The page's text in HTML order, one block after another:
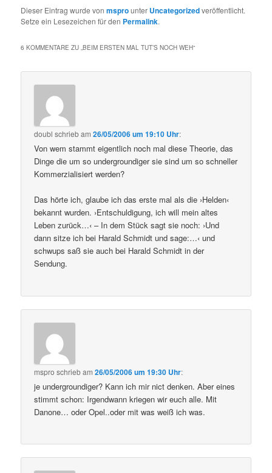
Dieser Eintrag wurde vonmsprounter Uncategorizedveröffentlicht.
Setze ein Lesezeichen für den Permalink.
6 KOMMENTARE ZU „BEIM ERSTEN MAL TUT’S NOCH WEH“
doubl schriebam26/05/2006 um 19:10 Uhr:
Von wem stammt eigentlich noch mal diese Theorie, das
Dinge die um so undergroundiger sie sind um so schneller
Kommerzialisiert werden?
Das hörte ich, glaube ich das erste mal als die ›Helden‹
bekannt wurden. ›Entschuldigung, ich will mein altes
Leben zurück…‹ – In dem Stück sagt sie noch: ›Und
dann sitze ich bei Harald Schmidt und sage:…‹ und
schwups saß sie auch bei Harald Schmidt in der
Sendung.
mspro schriebam26/05/2006 um 19:30 Uhr:
je undergroundiger? Kann ich mir nict denken. Aber eines
stimmt schon: Irgendwann kriegen wir euch alle. Mit
Danone… oder Opel..oder mit was weiß ich was.